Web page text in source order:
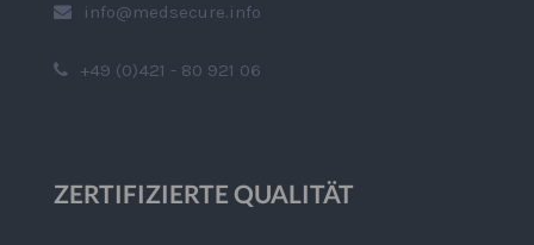
info@medsecure.info
+49 (0)421 - 80 921 06
ZERTIFIZIERTE QUALITÄT